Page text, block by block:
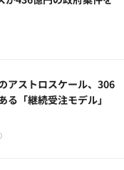
アストロスケール、306
る「継続受注モデル」